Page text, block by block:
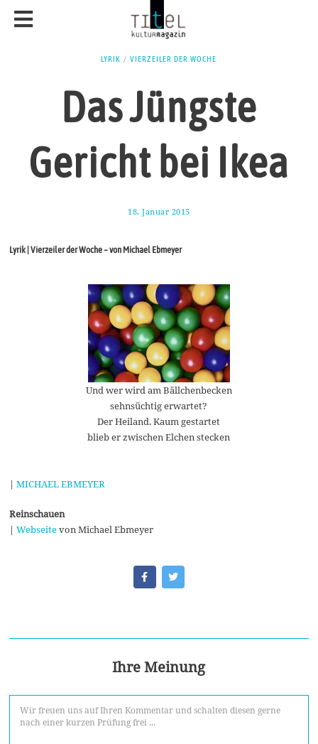
LYRIK / VIERZEILER DER WOCHE
Das Jüngste
Gericht bei Ikea
18. Januar 2015
0
1
8
Lyrik | Vierzeiler der Woche – von Michael Ebmeyer
Und wer wird am Bällchenbecken
sehnsüchtig erwartet?
Der Heiland. Kaum gestartet
blieb er zwischen Elchen stecken
|MICHAEL EBMEYER
Reinschauen
|Webseitevon Michael Ebmeyer
Ihre Meinung